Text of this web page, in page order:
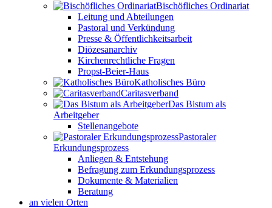
Bischöfliches Ordinariat
Leitung und Abteilungen
Pastoral und Verkündung
Presse & Öffentlichkeitsarbeit
Diözesanarchiv
Kirchenrechtliche Fragen
Propst-Beier-Haus
Katholisches Büro
Caritasverband
Das Bistum als
Arbeitgeber
Stellenangebote
Pastoraler
Erkundungsprozess
Anliegen & Entstehung
Befragung zum Erkundungsprozess
Dokumente & Materialien
Beratung
an vielen Orten